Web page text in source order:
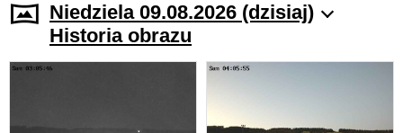
Niedziela 09.08.2026 (dzisiaj)
Historia obrazu